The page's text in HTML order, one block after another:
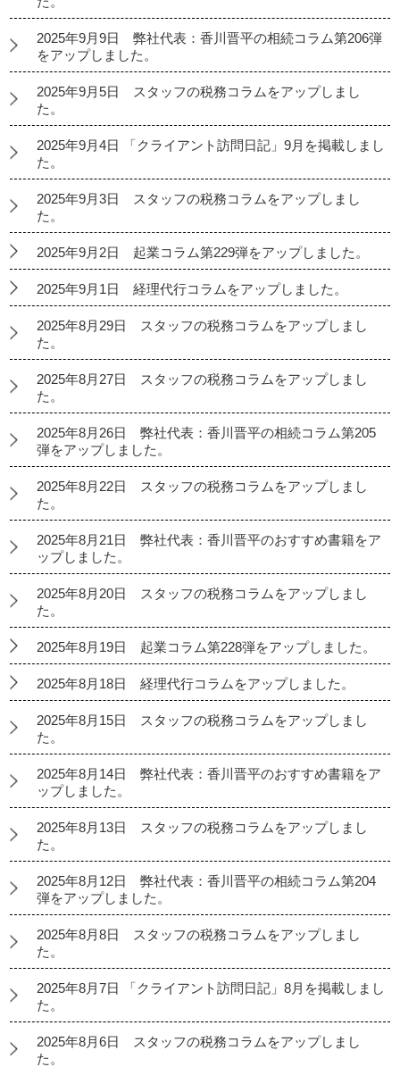
2025年9月9日 弊社代表：香川晋平の相続コラム第206弾
をアップしました。
2025年9月5日 スタッフの税務コラムをアップしまし
た。
2025年9月4日 「クライアント訪問日記」9月を掲載しまし
た。
2025年9月3日 スタッフの税務コラムをアップしまし
た。
2025年9月2日 起業コラム第229弾をアップしました。
2025年9月1日 経理代行コラムをアップしました。
2025年8月29日 スタッフの税務コラムをアップしまし
た。
2025年8月27日 スタッフの税務コラムをアップしまし
た。
2025年8月26日 弊社代表：香川晋平の相続コラム第205
弾をアップしました。
2025年8月22日 スタッフの税務コラムをアップしまし
た。
2025年8月21日 弊社代表：香川晋平のおすすめ書籍をア
ップしました。
2025年8月20日 スタッフの税務コラムをアップしまし
た。
2025年8月19日 起業コラム第228弾をアップしました。
2025年8月18日 経理代行コラムをアップしました。
2025年8月15日 スタッフの税務コラムをアップしまし
た。
2025年8月14日 弊社代表：香川晋平のおすすめ書籍をア
ップしました。
2025年8月13日 スタッフの税務コラムをアップしまし
た。
2025年8月12日 弊社代表：香川晋平の相続コラム第204
弾をアップしました。
2025年8月8日 スタッフの税務コラムをアップしまし
た。
2025年8月7日 「クライアント訪問日記」8月を掲載しまし
た。
2025年8月6日 スタッフの税務コラムをアップしまし
た。